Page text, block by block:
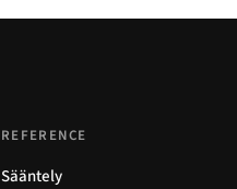
REFERENCE
Sääntely